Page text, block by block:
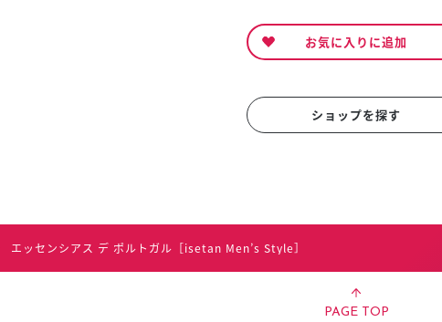
お気に入りに追加
ショップを探す
エッセンシアス デ ポルトガル［isetan Men’s Style］
PAGE TOP